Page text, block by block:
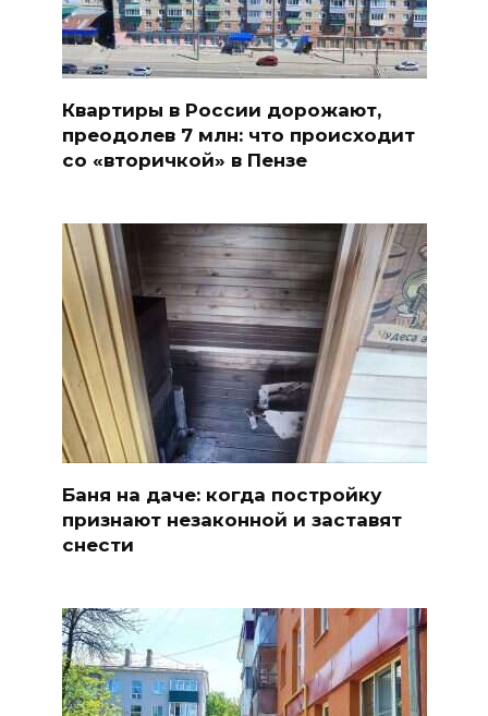
Квартиры в России дорожают,
преодолев 7 млн: что происходит
со «вторичкой» в Пензе
Баня на даче: когда постройку
признают незаконной и заставят
снести